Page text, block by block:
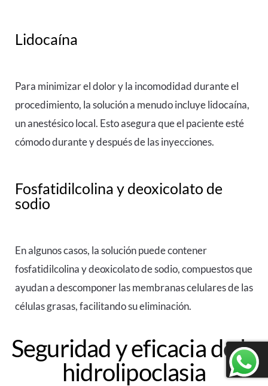
Lidocaína
Para minimizar el dolor y la incomodidad durante el
procedimiento, la solución a menudo incluye lidocaína,
un anestésico local. Esto asegura que el paciente esté
cómodo durante y después de las inyecciones.
Fosfatidilcolina y deoxicolato de
sodio
En algunos casos, la solución puede contener
fosfatidilcolina y deoxicolato de sodio, compuestos que
ayudan a descomponer las membranas celulares de las
células grasas, facilitando su eliminación.
Seguridad y eficacia de la
hidrolipoclasia